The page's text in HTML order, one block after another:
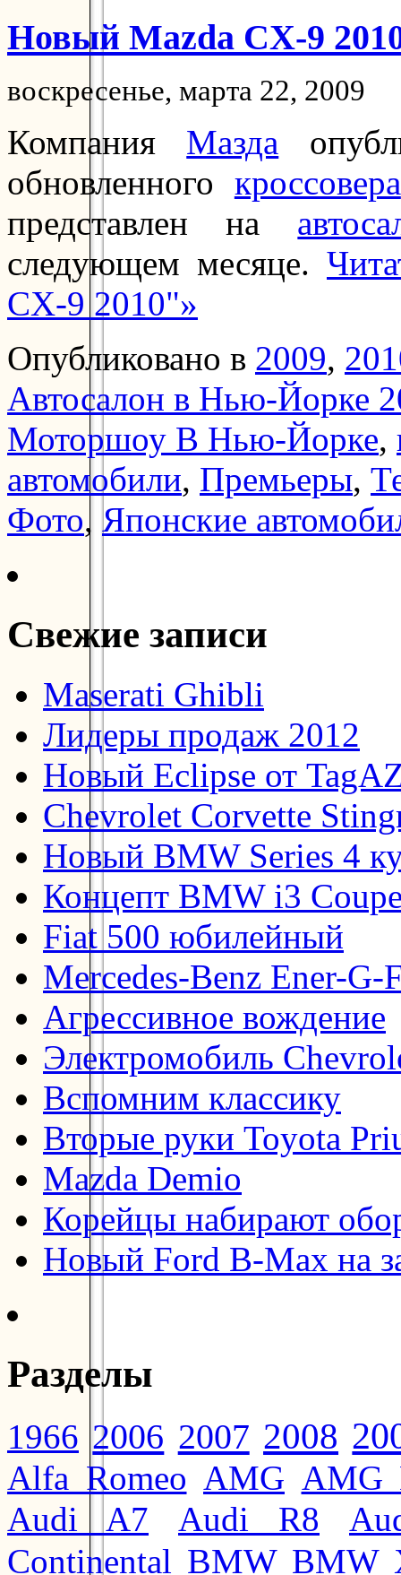
Новый Mazda CX-9
воскресенье, марта 22, 2009
Компания Мазда
обновленного кроссовера
представлен на
следующем месяце.
CX-9 2010"»
Опубликовано в 2009,
Автосалон в Нью-Йорке
Моторшоу В Нью-Йорке,
автомобили, Премьеры,
Фото, Японские
Свежие записи
Maserati Ghibli
Лидеры продаж 2012
Новый Eclipse от
Chevrolet Corvette
Новый BMW Series 4
Концепт BMW i3
Fiat 500 юбилейный
Mercedes-Benz Ener-G-
Агрессивное вождение
Электромобиль
Вспомним классику
Вторые руки Toyota
Mazda Demio
Корейцы набирают
Новый Ford B-Max на
Разделы
1966 2006 2007 2008
Alfa Romeo AMG AMG
Audi A7
Audi R8
Continental BMW BMW